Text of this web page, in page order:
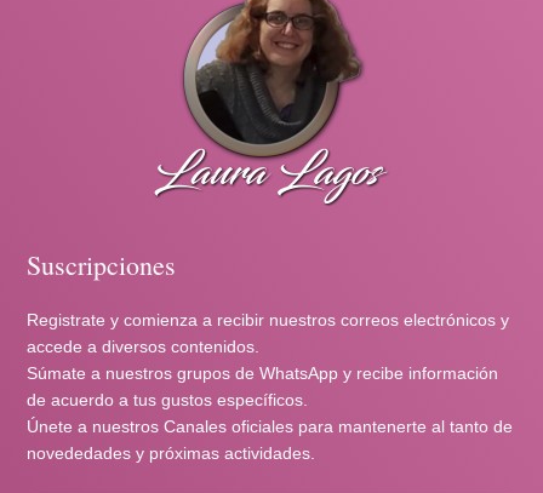
Suscripciones
Registrate y comienza a recibir nuestros correos electrónicos y
accede a diversos contenidos.
Súmate a nuestros grupos de WhatsApp y recibe información
de acuerdo a tus gustos específicos.
Únete a nuestros Canales oficiales para mantenerte al tanto de
novededades y próximas actividades.